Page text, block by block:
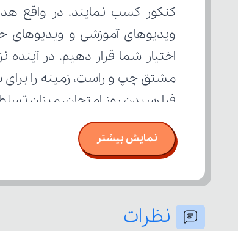
فرا رسیدن روز امتحان، میزان
نمایش بیشتر
نظرات